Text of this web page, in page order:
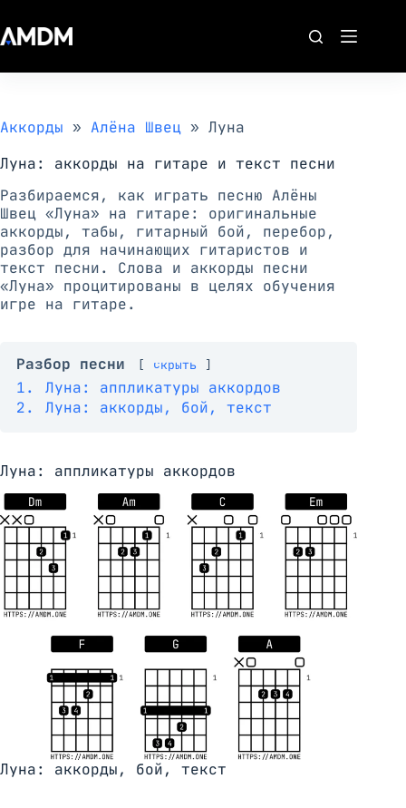
к
сути
Аккорды » Алёна Швец » Луна
Луна: аккорды на гитаре и текст песни
Разбираемся, как играть песню Алёны
Швец «Луна» на гитаре: оригинальные
аккорды, табы, гитарный бой, перебор,
разбор для начинающих гитаристов и
текст песни. Слова и аккорды песни
«Луна» процитированы в целях обучения
игре на гитаре.
Разбор песни скрыть
1.
Луна: аппликатуры аккордов
2.
Луна: аккорды, бой, текст
Луна: аппликатуры аккордов
Луна: аккорды, бой, текст